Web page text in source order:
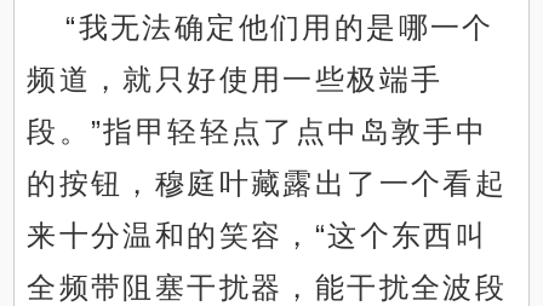
“我无法确定他们用的是哪一个
频道，就只好使用一些极端手
段。”指甲轻轻点了点中岛敦手中
的按钮，穆庭叶藏露出了一个看起
来十分温和的笑容，“这个东西叫
全频带阻塞干扰器，能干扰全波段